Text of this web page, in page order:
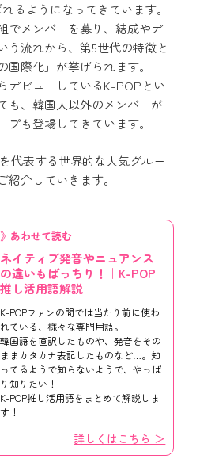
れるようになってきています。
でメンバーを募り、結成やデ
う流れから、第5世代の特徴と
国際化」が挙げられます。
デビューしているK-POPとい
も、韓国人以外のメンバーが
プも登場してきています。
代表する世界的な人気グルー
紹介していきます。
》あわせて読む
ネイティブ発音やニュアンス
の違いもばっちり！｜K-POP
推し活用語解説
K-POPファンの間では当たり前に使わ
れている、様々な専門用語。
韓国語を直訳したものや、発音をその
ままカタカナ表記したものなど…。知
ってるようで知らないようで、やっぱ
り知りたい！
K-POP推し活用語をまとめて解説しま
す！
詳しくはこちら ＞